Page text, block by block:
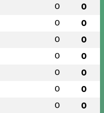
0 0
0 0
0 0
0 0
0 0
0 0
0 0